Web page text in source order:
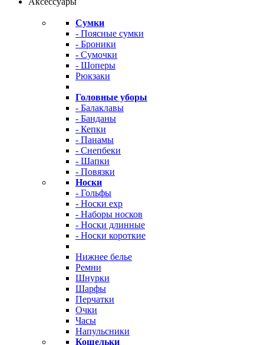
Сумки
- Поясные сумки
- Броники
- Сумочки
- Шоперы
Рюкзаки
Головные уборы
- Балаклавы
- Банданы
- Кепки
- Панамы
- Снепбеки
- Шапки
- Повязки
Носки
- Гольфы
- Носки exp
- Наборы носков
- Носки длинные
- Носки короткие
Нижнее белье
Ремни
Шнурки
Шарфы
Перчатки
Очки
Часы
Напульсники
Кошельки